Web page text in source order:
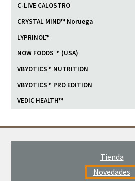
C-LIVE CALOSTRO
CRYSTAL MIND™ Noruega
LYPRINOL™
NOW FOODS ™ (USA)
VBYOTICS™ NUTRITION
VBYOTICS™ PRO EDITION
VEDIC HEALTH™
Tienda
Novedades